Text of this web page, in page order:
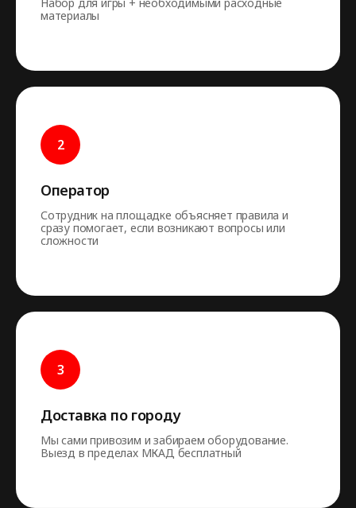
материалы
Оператор
Сотрудник на площадке объясняет правила и
сразу помогает, если возникают вопросы или
сложности
Доставка по городу
Мы сами привозим и забираем оборудование.
Выезд в пределах МКАД бесплатный